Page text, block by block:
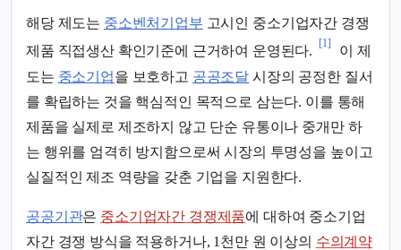
해당 제도는 중소벤처기업부 고시인 중소기업자간 경쟁
제품 직접생산 확인기준에 근거하여 운영된다.
[1]
이 제
도는 중소기업을 보호하고 공공조달 시장의 공정한 질서
를 확립하는 것을 핵심적인 목적으로 삼는다. 이를 통해
제품을 실제로 제조하지 않고 단순 유통이나 중개만 하
는 행위를 엄격히 방지함으로써 시장의 투명성을 높이고
실질적인 제조 역량을 갖춘 기업을 지원한다.
공공기관은 중소기업자간 경쟁제품에 대하여 중소기업
자간 경쟁 방식을 적용하거나, 1천만 원 이상의 수의계약